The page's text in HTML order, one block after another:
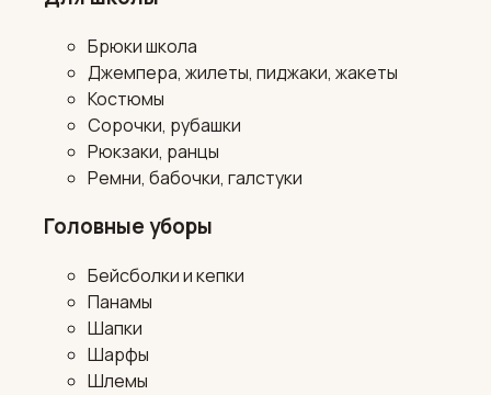
Брюки школа
Джемпера, жилеты, пиджаки, жакеты
Костюмы
Сорочки, рубашки
Рюкзаки, ранцы
Ремни, бабочки, галстуки
Головные уборы
Бейсболки и кепки
Панамы
Шапки
Шарфы
Шлемы